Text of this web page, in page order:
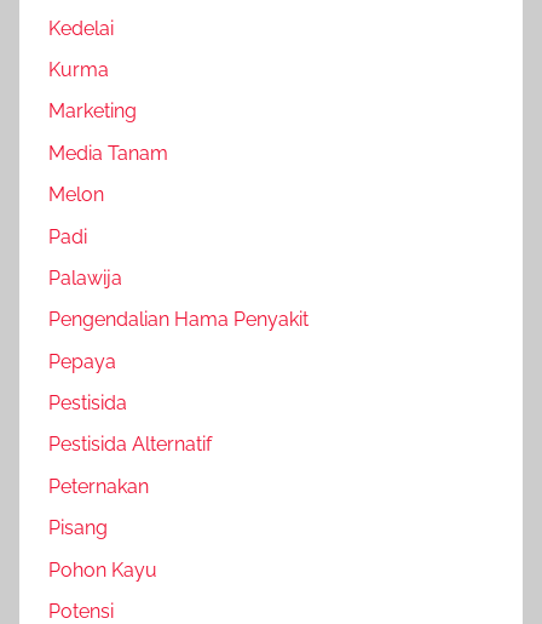
Kedelai
Kurma
Marketing
Media Tanam
Melon
Padi
Palawija
Pengendalian Hama Penyakit
Pepaya
Pestisida
Pestisida Alternatif
Peternakan
Pisang
Pohon Kayu
Potensi